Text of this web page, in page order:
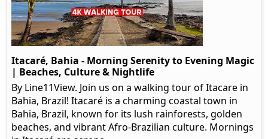
Itacaré, Bahia - Morning Serenity to Evening Magic
| Beaches, Culture & Nightlife
By Line11View. Join us on a walking tour of Itacare in
Bahia, Brazil! Itacaré is a charming coastal town in
Bahia, Brazil, known for its lush rainforests, golden
beaches, and vibrant Afro-Brazilian culture. Mornings